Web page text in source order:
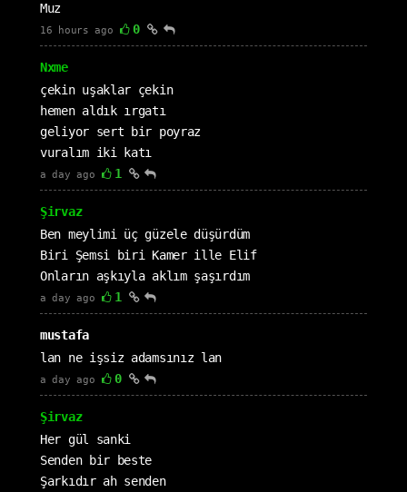
Muz
16 hours ago 0
Nxme
çekin uşaklar çekin
hemen aldık ırgatı
geliyor sert bir poyraz
vuralım iki katı
a day ago 1
Şirvaz
Ben meylimi üç güzele düşürdüm
Biri Şemsi biri Kamer ille Elif
Onların aşkıyla aklım şaşırdım
a day ago 1
mustafa
lan ne işsiz adamsınız lan
a day ago 0
Şirvaz
Her gül sanki
Senden bir beste
Şarkıdır ah senden